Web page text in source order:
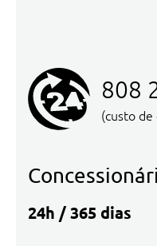
808
(custo de
24h / 365 dias